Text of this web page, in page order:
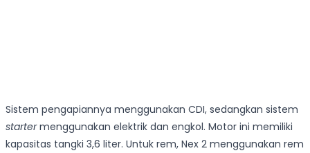
Sistem pengapiannya menggunakan CDI, sedangkan sistem
startermenggunakan elektrik dan engkol. Motor ini memiliki
kapasitas tangki 3,6 liter. Untuk rem, Nex 2 menggunakan rem